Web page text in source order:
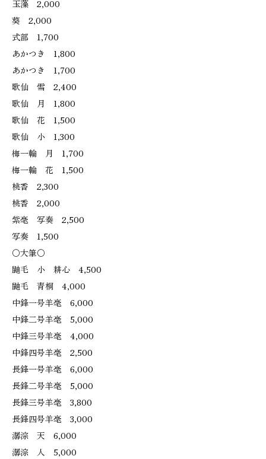
玉藻 2,000
葵 2,000
式部 1,700
あかつき 1,800
あかつき 1,700
歌仙 雪 2,400
歌仙 月 1,800
歌仙 花 1,500
歌仙 小 1,300
梅一輪 月 1,700
梅一輪 花 1,500
桃香 2,300
桃香 2,000
紫毫 写奏 2,500
写奏 1,500
〇大筆〇
鼬毛 小 耕心 4,500
鼬毛 青桐 4,000
中鋒一号羊毫 6,000
中鋒二号羊毫 5,000
中鋒三号羊毫 4,000
中鋒四号羊毫 2,500
長鋒一号羊毫 6,000
長鋒二号羊毫 5,000
長鋒三号羊毫 3,800
長鋒四号羊毫 3,000
潺淙 天 6,000
潺淙 人 5,000